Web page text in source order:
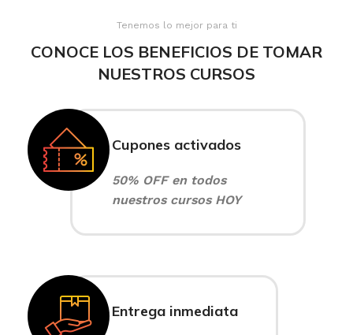
Tenemos lo mejor para ti
CONOCE LOS BENEFICIOS DE TOMAR
NUESTROS CURSOS
Cupones activados
50% OFF en todos
nuestros cursos HOY
Entrega inmediata